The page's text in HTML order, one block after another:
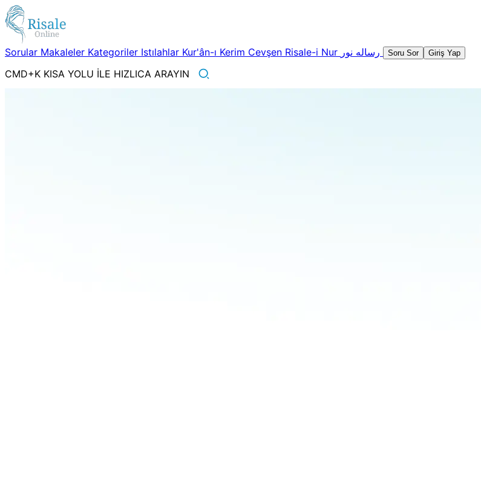
Sorular Makaleler Kategoriler Istılahlar Kur'ân-ı Kerim Cevşen Risale-i Nur Soru Sor Giriş Yap
CMD+K KISA YOLU İLE HIZLICA ARAYIN